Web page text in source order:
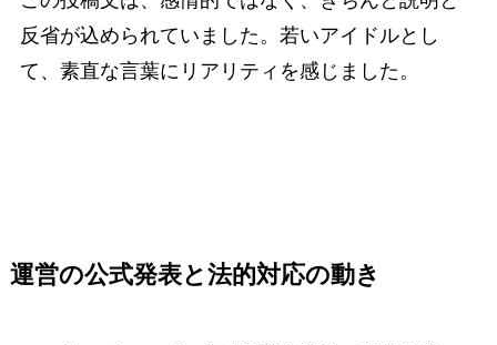
反省が込められていました。若いアイドルとし
て、素直な言葉にリアリティを感じました。
運営の公式発表と法的対応の動き